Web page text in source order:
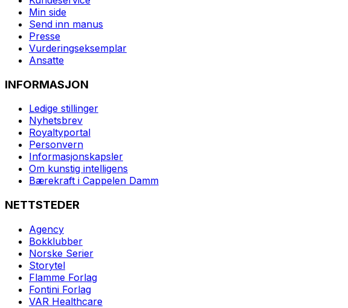
Min side
Send inn manus
Presse
Vurderingseksemplar
Ansatte
INFORMASJON
Ledige stillinger
Nyhetsbrev
Royaltyportal
Personvern
Informasjonskapsler
Om kunstig intelligens
Bærekraft i Cappelen Damm
NETTSTEDER
Agency
Bokklubber
Norske Serier
Storytel
Flamme Forlag
Fontini Forlag
VAR Healthcare